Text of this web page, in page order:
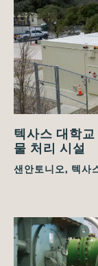
텍사스 대학
물 처리 시설
샌안토니오, 텍사